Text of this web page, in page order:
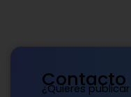
Contacto
¿Quieres